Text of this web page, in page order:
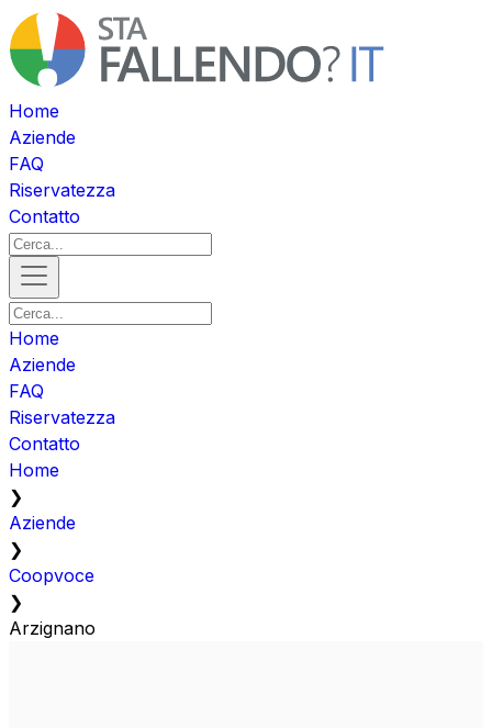
Home
Aziende
FAQ
Riservatezza
Contatto
Home
Aziende
FAQ
Riservatezza
Contatto
Home
❯
Aziende
❯
Coopvoce
❯
Arzignano